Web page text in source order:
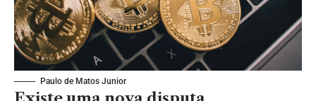
Paulo de Matos Junior